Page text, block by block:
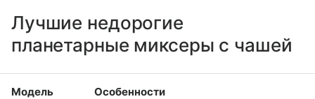
Лучшие недорогие
планетарные миксеры с чашей
Модель Особенности